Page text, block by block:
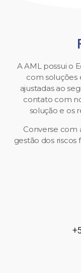
A AML possui o
com soluções
ajustadas ao
contato com
solução e os
Converse com
gestão dos riscos